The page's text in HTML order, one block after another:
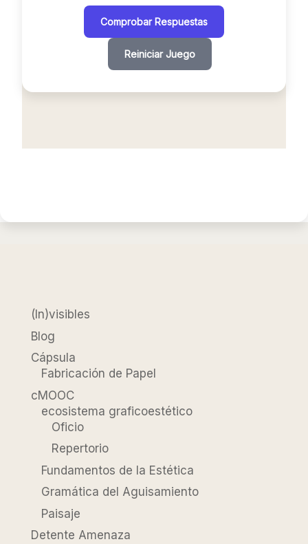
Comprobar Respuestas
Reiniciar Juego
(In)visibles
Blog
Cápsula
Fabricación de Papel
cMOOC
ecosistema graficoestético
Oficio
Repertorio
Fundamentos de la Estética
Gramática del Aguisamiento
Paisaje
Detente Amenaza